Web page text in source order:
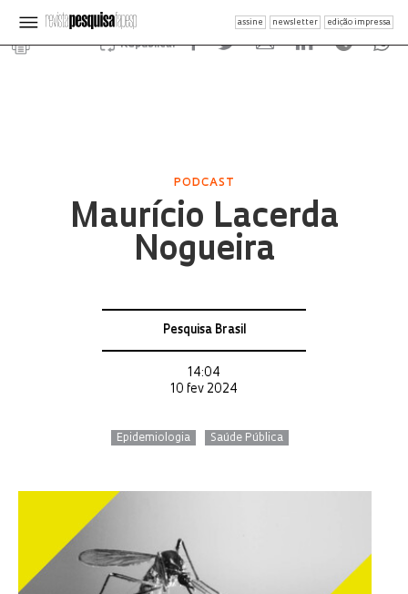
assine newsletter edição impressa
Republicar
PODCAST
Maurício Lacerda
Nogueira
Pesquisa Brasil
14:04
10 fev 2024
Epidemiologia Saúde Pública